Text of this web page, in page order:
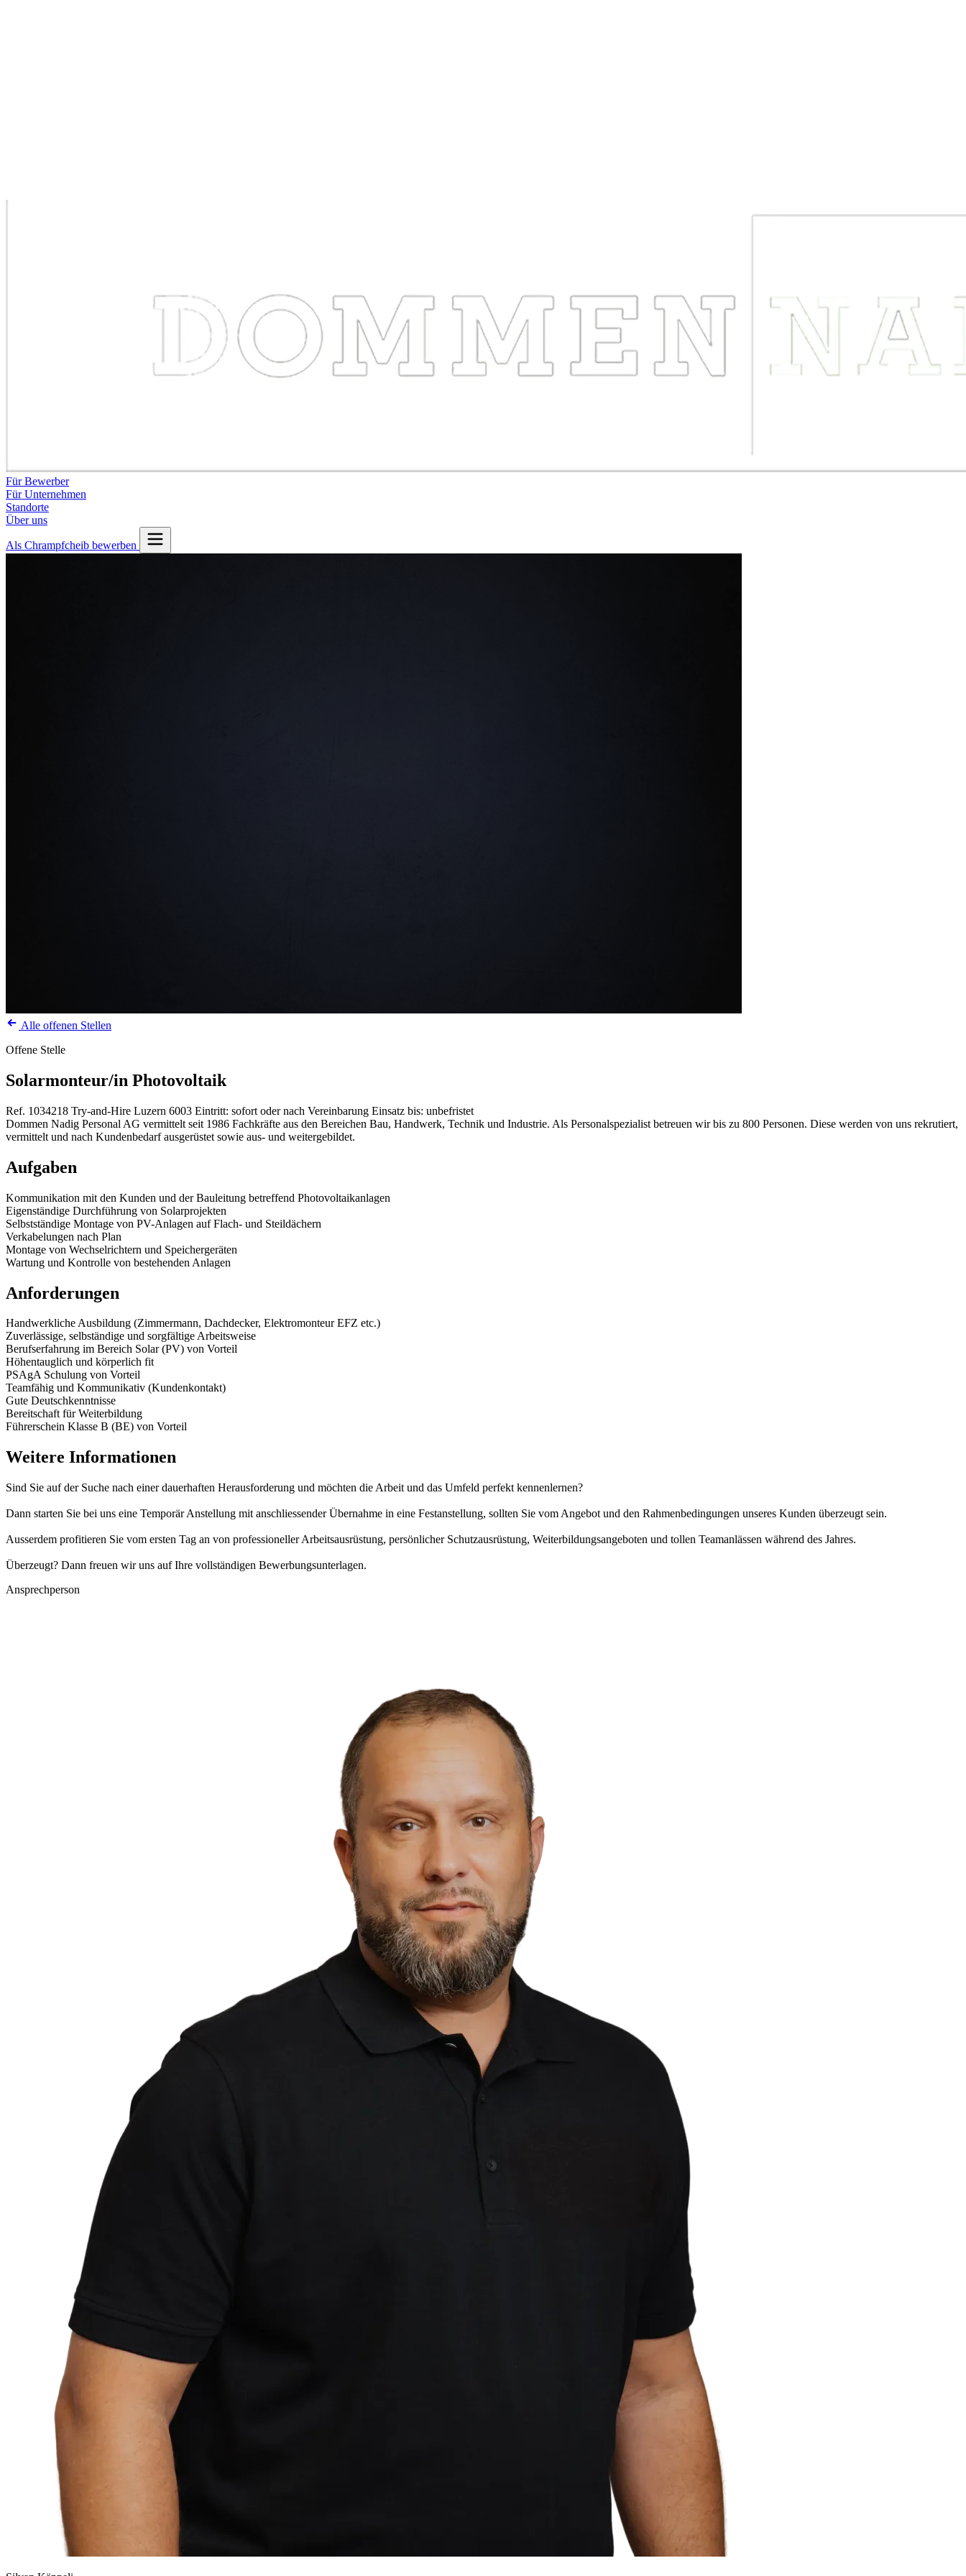
Für Bewerber
Für Unternehmen
Standorte
Über uns
Als Chrampfcheib bewerben
Alle offenen Stellen
Offene Stelle
Solarmonteur/in Photovoltaik
Ref. 1034218 Try-and-Hire Luzern 6003 Eintritt: sofort oder nach Vereinbarung Einsatz bis: unbefristet
Dommen Nadig Personal AG vermittelt seit 1986 Fachkräfte aus den Bereichen Bau, Handwerk, Technik und Industrie. Als Personalspezialist betreuen wir bis zu 800 Personen. Diese werden von uns rekrutiert,
vermittelt und nach Kundenbedarf ausgerüstet sowie aus- und weitergebildet.
Aufgaben
Kommunikation mit den Kunden und der Bauleitung betreffend Photovoltaikanlagen
Eigenständige Durchführung von Solarprojekten
Selbstständige Montage von PV-Anlagen auf Flach- und Steildächern
Verkabelungen nach Plan
Montage von Wechselrichtern und Speichergeräten
Wartung und Kontrolle von bestehenden Anlagen
Anforderungen
Handwerkliche Ausbildung (Zimmermann, Dachdecker, Elektromonteur EFZ etc.)
Zuverlässige, selbständige und sorgfältige Arbeitsweise
Berufserfahrung im Bereich Solar (PV) von Vorteil
Höhentauglich und körperlich fit
PSAgA Schulung von Vorteil
Teamfähig und Kommunikativ (Kundenkontakt)
Gute Deutschkenntnisse
Bereitschaft für Weiterbildung
Führerschein Klasse B (BE) von Vorteil
Weitere Informationen
Sind Sie auf der Suche nach einer dauerhaften Herausforderung und möchten die Arbeit und das Umfeld perfekt kennenlernen?
Dann starten Sie bei uns eine Temporär Anstellung mit anschliessender Übernahme in eine Festanstellung, sollten Sie vom Angebot und den Rahmenbedingungen unseres Kunden überzeugt sein.
Ausserdem profitieren Sie vom ersten Tag an von professioneller Arbeitsausrüstung, persönlicher Schutzausrüstung, Weiterbildungsangeboten und tollen Teamanlässen während des Jahres.
Überzeugt? Dann freuen wir uns auf Ihre vollständigen Bewerbungsunterlagen.
Ansprechperson